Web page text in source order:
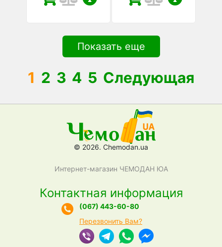
Показать еще
1 2 3 4 5 Следующая
© 2026. Chemodan.ua
Интернет-магазин ЧЕМОДАН ЮА
Контактная информация
(067) 443-60-80
Перезвонить Вам?